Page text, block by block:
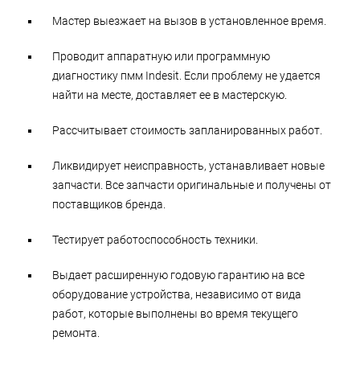
Мастер выезжает на вызов в установленное время.
Проводит аппаратную или программную
диагностику пмм Indesit. Если проблему не удается
найти на месте, доставляет ее в мастерскую.
Рассчитывает стоимость запланированных работ.
Ликвидирует неисправность, устанавливает новые
запчасти. Все запчасти оригинальные и получены от
поставщиков бренда.
Тестирует работоспособность техники.
Выдает расширенную годовую гарантию на все
оборудование устройства, независимо от вида
работ, которые выполнены во время текущего
ремонта.